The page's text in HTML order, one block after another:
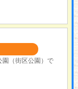
園（街区公園）で